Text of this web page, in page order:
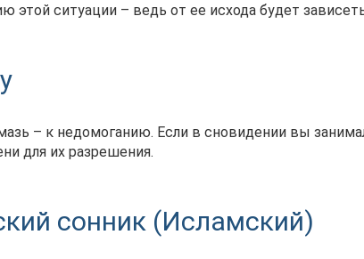
этой ситуации – ведь от ее исхода будет
– к недомоганию. Если в сновидении вы
для их разрешения.
сонник (Исламский)